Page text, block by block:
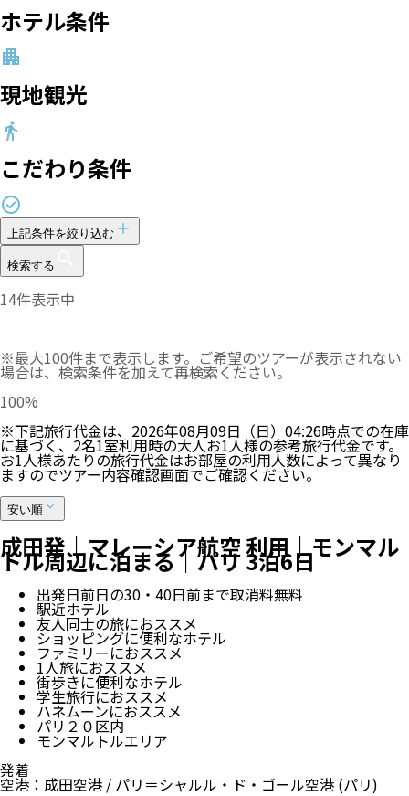
ホテル条件
現地観光
こだわり条件
上記条件を絞り込む
検索する
14件表示中
※最大100件まで表示します。ご希望のツアーが表示されない
場合は、検索条件を加えて再検索ください。
100%
※下記旅行代金は、 2026年08月09日（日）04:26時点での在庫
に基づく、2名1室利用時の大人お1人様の参考旅行代金です。
お1人様あたりの旅行代金はお部屋の利用人数によって異なり
ますのでツアー内容確認画面でご確認ください。
安い順
成田発｜マレーシア航空 利用｜モンマル
トル周辺に泊まる｜パリ 3泊6日
出発日前日の30・40日前まで取消料無料
駅近ホテル
友人同士の旅におススメ
ショッピングに便利なホテル
ファミリーにおススメ
1人旅におススメ
街歩きに便利なホテル
学生旅行におススメ
ハネムーンにおススメ
パリ２０区内
モンマルトルエリア
発着
空港 ： 成田空港 / パリ＝シャルル・ド・ゴール空港 (パリ)